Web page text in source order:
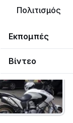
Πολιτισμός
Εκπομπές
Βίντεο